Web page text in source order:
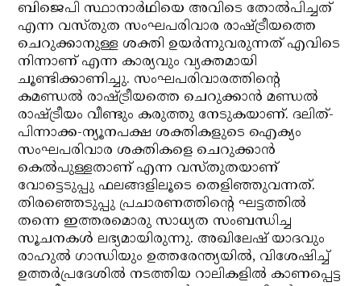
ബിജെപി സ്ഥാനാര്‍ഥിയെ അവിടെ തോല്‍പിച്ചത്
എന്ന വസ്തുത സംഘപരിവാര രാഷ്ട്രീയത്തെ
ചെറുക്കാനുള്ള ശക്തി ഉയര്‍ന്നുവരുന്നത് എവിടെ
നിന്നാണ് എന്ന കാര്യവും വ്യക്തമായി
ചൂണ്ടിക്കാണിച്ചു. സംഘപരിവാരത്തിന്റെ
കമണ്ഡല്‍ രാഷ്ട്രീയത്തെ ചെറുക്കാന്‍ മണ്ഡല്‍
രാഷ്ട്രീയം വീണ്ടും കരുത്തു നേടുകയാണ്. ദലിത്-
പിന്നാക്ക-ന്യൂനപക്ഷ ശക്തികളുടെ ഐക്യം
സംഘപരിവാര ശക്തികളെ ചെറുക്കാന്‍
കെല്‍പുള്ളതാണ് എന്ന വസ്തുതയാണ്
വോട്ടെടുപ്പു ഫലങ്ങളിലൂടെ തെളിഞ്ഞുവന്നത്.
തിരഞ്ഞെടുപ്പു പ്രചാരണത്തിന്റെ ഘട്ടത്തില്‍
തന്നെ ഇത്തരമൊരു സാധ്യത സംബന്ധിച്ച
സൂചനകള്‍ ലഭ്യമായിരുന്നു. അഖിലേഷ് യാദവും
രാഹുല്‍ ഗാന്ധിയും ഉത്തരേന്ത്യയില്‍, വിശേഷിച്ച്
ഉത്തര്‍പ്രദേശില്‍ നടത്തിയ റാലികളില്‍ കാണപ്പെട്ട